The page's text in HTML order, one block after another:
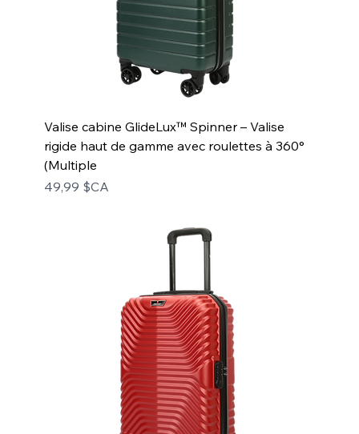
Valise cabine GlideLux™ Spinner – Valise
rigide haut de gamme avec roulettes à 360°
(Multiple
Prix
49,99 $CA